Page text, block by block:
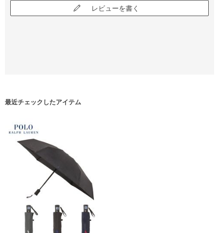
レビューを書く
最近チェックしたアイテム